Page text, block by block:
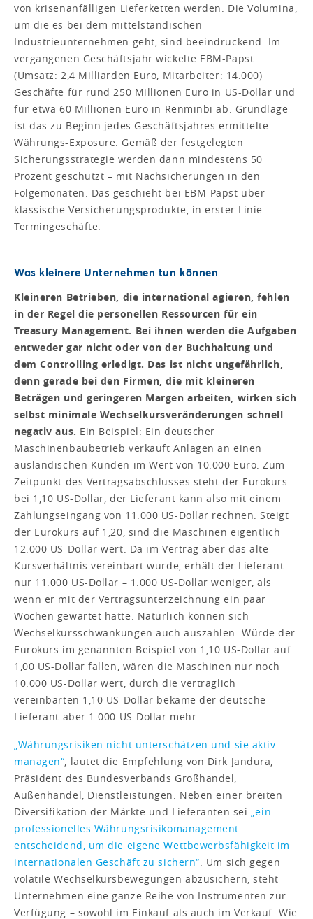
von krisenanfälligen Lieferketten werden. Die Volumina,
um die es bei dem mittelständischen
Industrieunternehmen geht, sind beeindruckend: Im
vergangenen Geschäftsjahr wickelte EBM-Papst
(Umsatz: 2,4 Milliarden Euro, Mitarbeiter: 14.000)
Geschäfte für rund 250 Millionen Euro in US-Dollar und
für etwa 60 Millionen Euro in Renminbi ab. Grundlage
ist das zu Beginn jedes Geschäftsjahres ermittelte
Währungs-Exposure. Gemäß der festgelegten
Sicherungsstrategie werden dann mindestens 50
Prozent geschützt – mit Nach­sicherungen in den
Folgemonaten. Das geschieht bei EBM-Papst über
klassische Versicherungsprodukte, in erster Linie
Termingeschäfte.
Was kleinere Unternehmen tun können
Kleineren Betrieben, die international agieren, fehlen
in der Regel die personellen Ressourcen für ein
Treasury Management. Bei ihnen werden die Aufgaben
entweder gar nicht oder von der Buchhaltung und
dem Controlling erledigt. Das ist nicht ungefährlich,
denn gerade bei den Firmen, die mit kleineren
Beträgen und geringeren Margen arbeiten, wirken sich
selbst minimale Wechselkursveränderungen schnell
negativ aus. Ein Beispiel: Ein deutscher
Maschinenbaubetrieb verkauft Anlagen an einen
ausländischen Kunden im Wert von 10.000 Euro. Zum
Zeitpunkt des Vertragsabschlusses steht der Eurokurs
bei 1,10 US-Dollar, der Lieferant kann also mit einem
Zahlungseingang von 11.000 US-Dollar rechnen. Steigt
der Eurokurs auf 1,20, sind die Maschinen eigentlich
12.000 US-Dollar wert. Da im Vertrag aber das alte
Kursverhältnis vereinbart wurde, erhält der Lieferant
nur 11.000 US-Dollar – 1.000 US-Dollar weniger, als
wenn er mit der Vertragsunterzeichnung ein paar
Wochen gewartet hätte. Natürlich können sich
Wechselkursschwankungen auch auszahlen: Würde der
Eurokurs im genannten Beispiel von 1,10 US-Dollar auf
1,00 US-Dollar fallen, wären die Maschinen nur noch
10.000 US-Dollar wert, durch die vertraglich
vereinbarten 1,10 US-Dollar bekäme der deutsche
Lieferant aber 1.000 US-Dollar mehr.
„Währungsrisiken nicht unterschätzen und sie aktiv
managen“, lautet die Empfehlung von Dirk Jandura,
Präsident des Bundesverbands Großhandel,
Außenhandel, Dienstleistungen. Neben einer breiten
Diversifikation der Märkte und Lieferanten sei „ein
professionelles Währungsrisikomanagement
entscheidend, um die eigene Wettbewerbsfähigkeit im
internationalen Geschäft zu sichern“. Um sich gegen
volatile Wechselkursbewegungen abzusichern, steht
Unternehmen eine ganze Reihe von Instrumenten zur
Verfügung – sowohl im Einkauf als auch im Verkauf. Wie